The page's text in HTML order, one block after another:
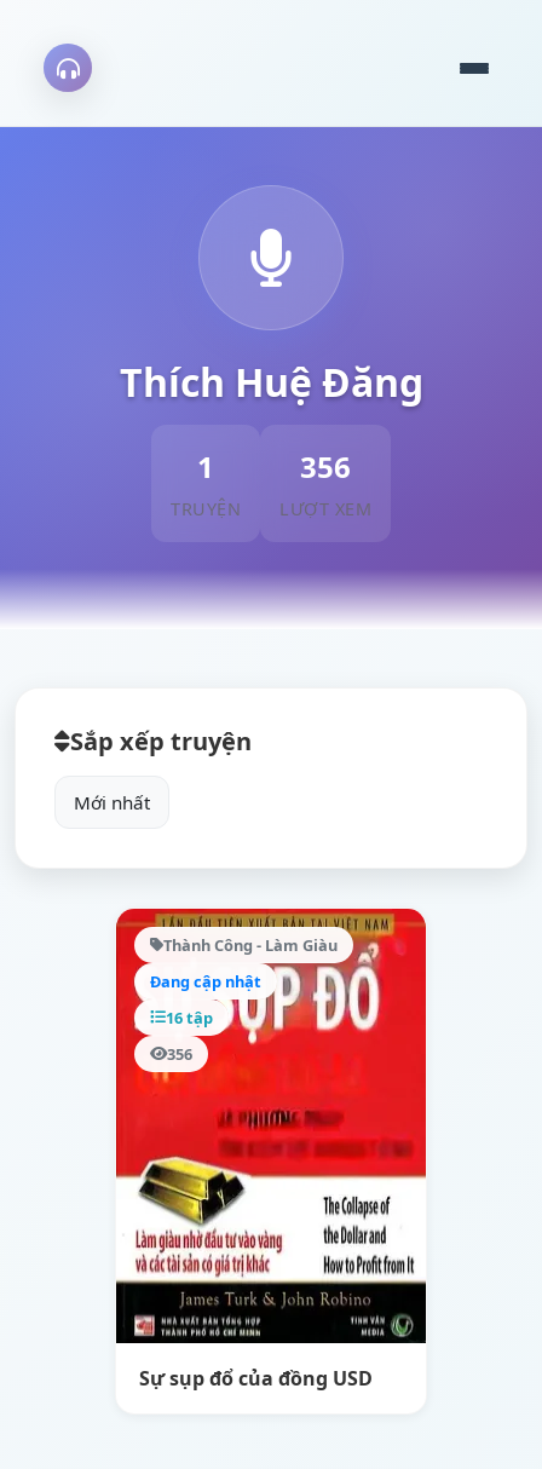
Thích Huệ Đăng
1
TRUYỆN
356
LƯỢT XEM
Sắp xếp truyện
Thành Công - Làm Giàu
Đang cập nhật
16 tập
356
Sự sụp đổ của đồng USD